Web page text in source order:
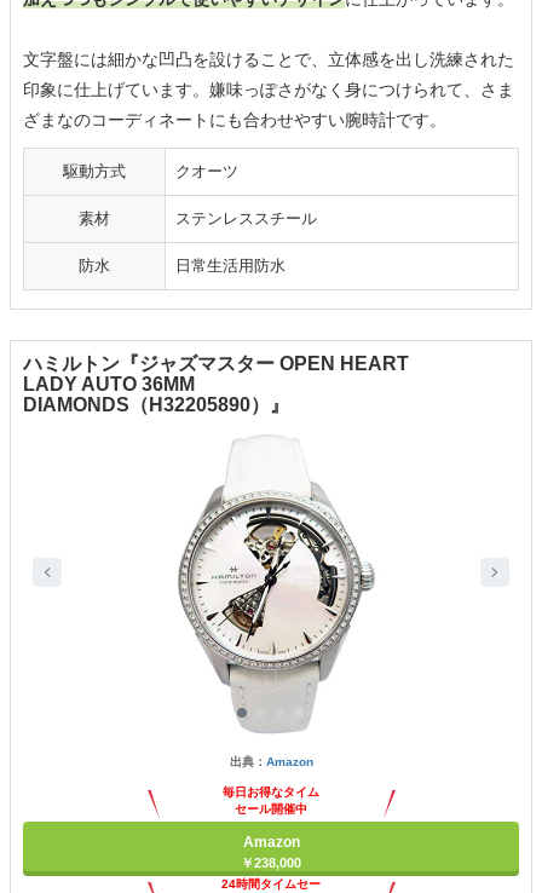
文字盤には細かな凹凸を設けることで、立体感を出し洗練された
印象に仕上げています。嫌味っぽさがなく身につけられて、さま
ざまなのコーディネートにも合わせやすい腕時計です。
駆動方式 クオーツ
素材 ステンレススチール
防水 日常生活用防水
ハミルトン『ジャズマスター OPEN HEART
LADY AUTO 36MM
DIAMONDS（H32205890）』
出典： Amazon
毎日お得なタイム
セール開催中
Amazon
￥238,000
24時間タイムセー